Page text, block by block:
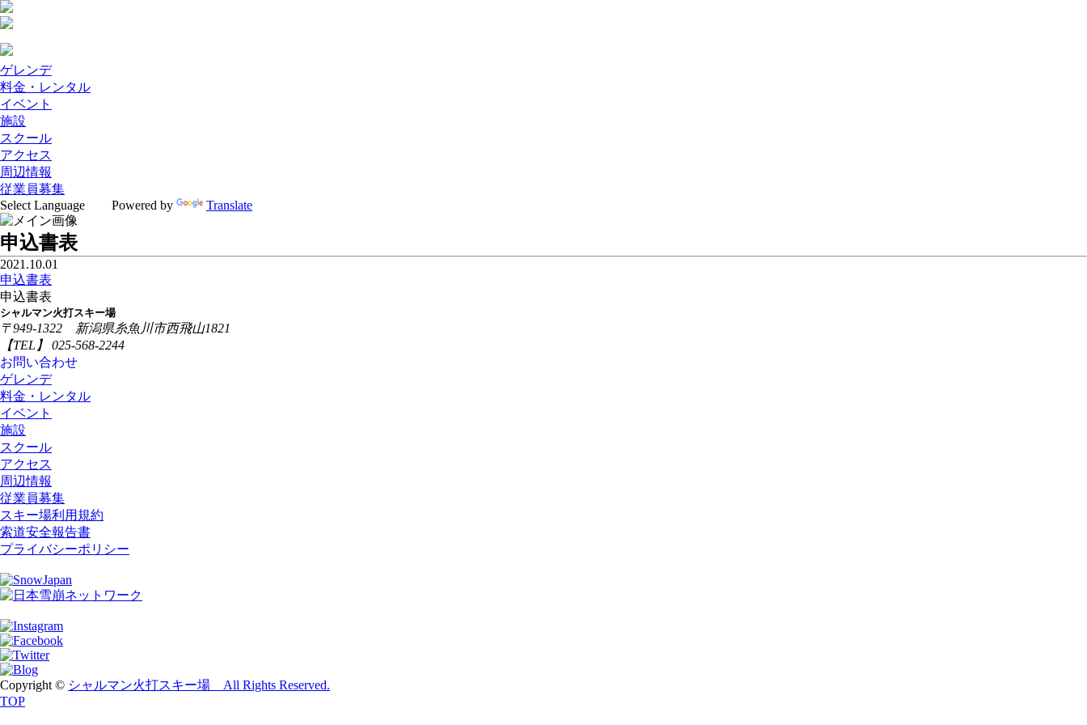
ゲレンデ
料金・レンタル
イベント
施設
スクール
アクセス
周辺情報
従業員募集
Powered by
Translate
申込書表
2021.10.01
申込書表
申込書表
シャルマン火打スキー場
〒949-1322 新潟県糸魚川市西飛山1821
【TEL】 025-568-2244
お問い合わせ
ゲレンデ
料金・レンタル
イベント
施設
スクール
アクセス
周辺情報
従業員募集
スキー場利用規約
索道安全報告書
プライバシーポリシー
Copyright © シャルマン火打スキー場 All Rights Reserved.
TOP